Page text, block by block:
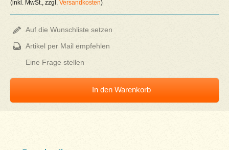
(inkl. MwSt., zzgl.Versandkosten)
Auf die Wunschliste setzen
Artikel per Mail empfehlen
Eine Frage stellen
In den Warenkorb